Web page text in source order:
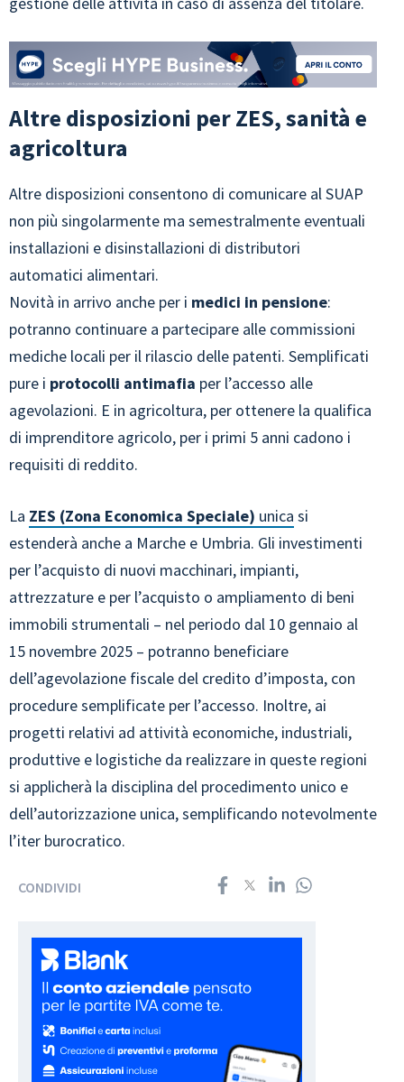
Altre disposizioni per ZES, sanità e
agricoltura
Altre disposizioni consentono di comunicare al SUAP
non più singolarmente ma semestralmente eventuali
installazioni e disinstallazioni di distributori
automatici alimentari.
Novità in arrivo anche per i medici in pensione:
potranno continuare a partecipare alle commissioni
mediche locali per il rilascio delle patenti. Semplificati
pure i protocolli antimafia per l’accesso alle
agevolazioni. E in agricoltura, per ottenere la qualifica
di imprenditore agricolo, per i primi 5 anni cadono i
requisiti di reddito.
La ZES (Zona Economica Speciale) unica si
estenderà anche a Marche e Umbria. Gli investimenti
per l’acquisto di nuovi macchinari, impianti,
attrezzature e per l’acquisto o ampliamento di beni
immobili strumentali – nel periodo dal 10 gennaio al
15 novembre 2025 – potranno beneficiare
dell’agevolazione fiscale del credito d’imposta, con
procedure semplificate per l’accesso. Inoltre, ai
progetti relativi ad attività economiche, industriali,
produttive e logistiche da realizzare in queste regioni
si applicherà la disciplina del procedimento unico e
dell’autorizzazione unica, semplificando notevolmente
l’iter burocratico.
CONDIVIDI